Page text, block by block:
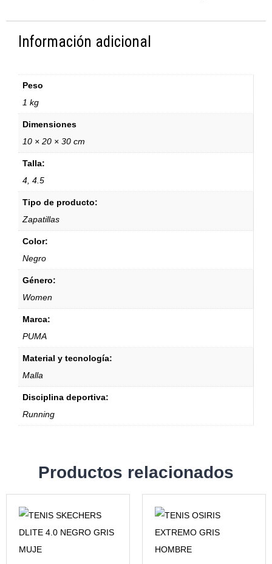
Información adicional
Peso
1 kg
Dimensiones
10 × 20 × 30 cm
Talla:
4, 4.5
Tipo de producto:
Zapatillas
Color:
Negro
Género:
Women
Marca:
PUMA
Material y tecnología:
Malla
Disciplina deportiva:
Running
Productos relacionados